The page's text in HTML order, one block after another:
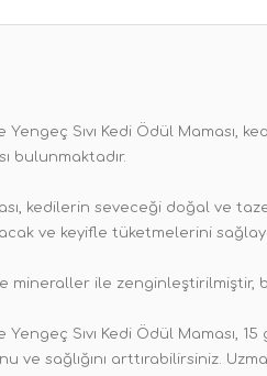
Yengeç Sıvı Kedi Ödül
bulunmaktadır.
kedilerin seveceği doğal ve
ve keyifle tüketmelerini
mineraller ile zenginleştirilmiştir,
Yengeç Sıvı Kedi Ödül
ve sağlığını arttırabilirsiniz.